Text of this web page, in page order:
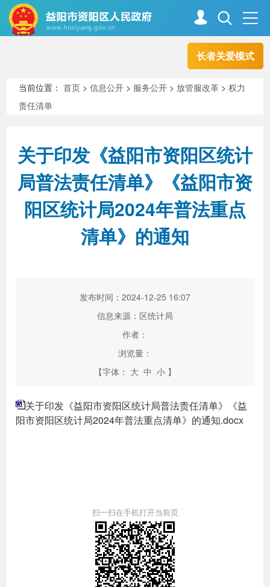
长者关爱模式
走进资阳
新闻中心 解读回应
政务服务 互动交流
当前位置：首页 >信息公开 > 服务公开 > 放管服改革 >权力
责任清单
关于印发《益阳市资阳区统计
局普法责任清单》《益阳市资
阳区统计局2024年普法重点
清单》的通知
发布时间：2024-12-25 16:07
信息来源：区统计局
作者：
浏览量：
【字体： 大 中 小 】
关于印发《益阳市资阳区统计局普法责任清单》《益
阳市资阳区统计局2024年普法重点清单》的通知.docx
扫一扫在手机打开当前页